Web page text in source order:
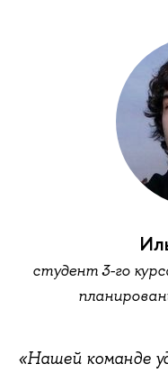
студент 3-го
«Нашей команде